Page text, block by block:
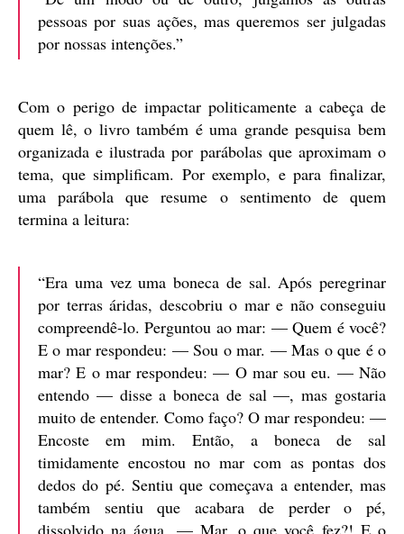
pessoas por suas ações, mas queremos ser julgadas
por nossas intenções.”
Com o perigo de impactar politicamente a cabeça de
quem lê, o livro também é uma grande pesquisa bem
organizada e ilustrada por parábolas que aproximam o
tema, que simplificam. Por exemplo, e para finalizar,
uma parábola que resume o sentimento de quem
termina a leitura:
“Era uma vez uma boneca de sal. Após peregrinar
por terras áridas, descobriu o mar e não conseguiu
compreendê-lo. Perguntou ao mar: — Quem é você?
E o mar respondeu: — Sou o mar. — Mas o que é o
mar? E o mar respondeu: — O mar sou eu. — Não
entendo — disse a boneca de sal —, mas gostaria
muito de entender. Como faço? O mar respondeu: —
Encoste em mim. Então, a boneca de sal
timidamente encostou no mar com as pontas dos
dedos do pé. Sentiu que começava a entender, mas
também sentiu que acabara de perder o pé,